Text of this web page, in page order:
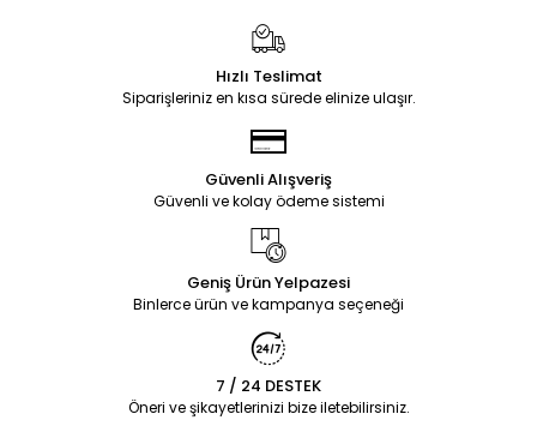
Hızlı Teslimat
Siparişleriniz en kısa sürede elinize ulaşır.
Güvenli Alışveriş
Güvenli ve kolay ödeme sistemi
Geniş Ürün Yelpazesi
Binlerce ürün ve kampanya seçeneği
7 / 24 DESTEK
Öneri ve şikayetlerinizi bize iletebilirsiniz.